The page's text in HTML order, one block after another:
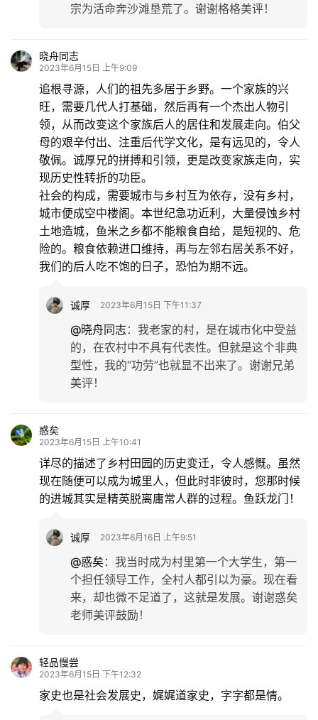
专
宗为活命奔沙滩垦荒了。谢谢格格美评！
晓舟同志
2023年6月15日 上午9:09
追根寻源，人们的祖先多居于乡野。一个家族的兴
旺，需要几代人打基础，然后再有一个杰出人物引
领，从而改变这个家族后人的居住和发展走向。伯父
母的艰辛付出、注重后代学文化，是有远见的，令人
敬佩。诚厚兄的拼搏和引领，更是改变家族走向，实
现历史性转折的功臣。
社会的构成，需要城市与乡村互为依存，没有乡村，
城市便成空中楼阁。本世纪急功近利，大量侵蚀乡村
土地造城，鱼米之乡都不能粮食自给，是短视的、危
险的。粮食依赖进口维持，再与左邻右居关系不好，
我们的后人吃不饱的日子，恐怕为期不远。
诚厚 2023年6月15日 下午11:37
@晓舟同志： 我老家的村，是在城市化中受益
的，在农村中不具有代表性。但就是这个非典
型性，我的“功劳”也就显不出来了。谢谢兄弟
美评！
惑矣
2023年6月15日 上午10:41
详尽的描述了乡村田园的历史变迁，令人感慨。虽然
现在随便可以成为城里人，但此时非彼时，您那时候
的进城其实是精英脱离庸常人群的过程。鱼跃龙门！
诚厚 2023年6月16日 上午9:51
@惑矣： 我当时成为村里第一个大学生，第一
个担任领导工作，全村人都引以为豪。现在看
来，却也微不足道了，这就是发展。谢谢惑矣
老师美评鼓励！
轻品慢尝
2023年6月15日 下午12:32
家史也是社会发展史，娓娓道家史，字字都是情。